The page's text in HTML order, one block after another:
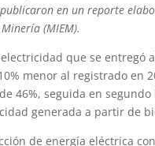
en un reporte
(MIEM).
que se entregó
menor al registrado en
46%, seguida en
generada a partir de
de energía eléctrica